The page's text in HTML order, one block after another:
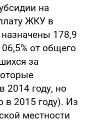
на
ЖКУ в
178,9
от общего
за
2014 году, но
в 2015 году). Из
местности